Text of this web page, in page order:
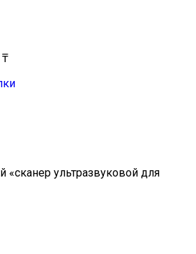
₸
«сканер ультразвуковой для